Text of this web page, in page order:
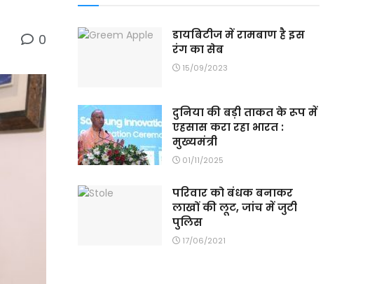
0
डायबिटीज में रामबाण है इस
रंग का सेब
15/09/2023
दुनिया की बड़ी ताकत के रूप में
एहसास करा रहा भारत :
मुख्यमंत्री
01/11/2025
परिवार को बंधक बनाकर
लाखों की लूट, जांच में जुटी
पुलिस
17/06/2021